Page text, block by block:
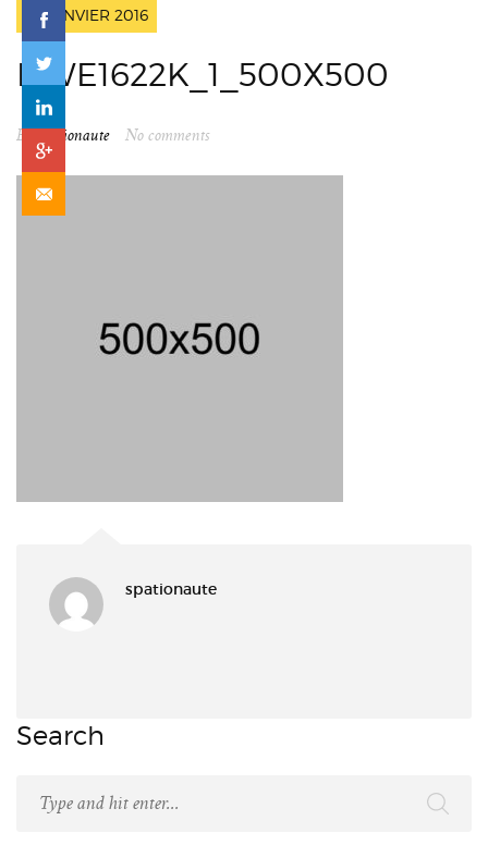
18 JANVIER 2016
DWE1622K_1_500X500
By spationaute No comments
spationaute
Search